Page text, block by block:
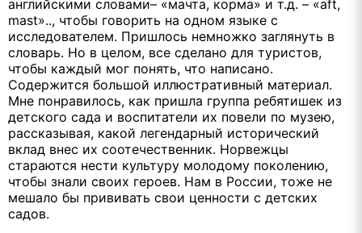
английскими словами– «мачта, корма» и т.д. – «aft,
mast».., чтобы говорить на одном языке с
исследователем. Пришлось немножко заглянуть в
словарь. Но в целом, все сделано для туристов,
чтобы каждый мог понять, что написано.
Содержится большой иллюстративный материал.
Мне понравилось, как пришла группа ребятишек из
детского сада и воспитатели их повели по музею,
рассказывая, какой легендарный исторический
вклад внес их соотечественник. Норвежцы
стараются нести культуру молодому поколению,
чтобы знали своих героев. Нам в России, тоже не
мешало бы прививать свои ценности с детских
садов.